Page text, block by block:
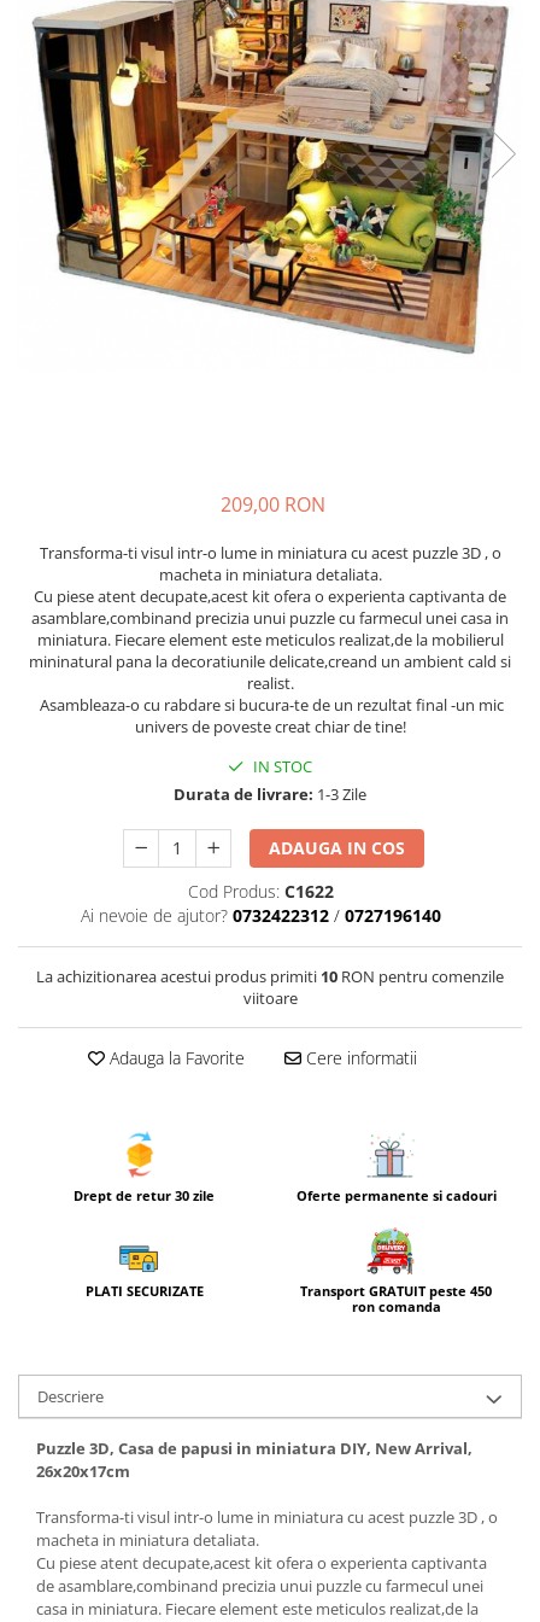
209,00 RON
Transforma-ti visul intr-o lume in miniatura cu acest puzzle 3D , o
macheta in miniatura detaliata.
Cu piese atent decupate,acest kit ofera o experienta captivanta de
asamblare,combinand precizia unui puzzle cu farmecul unei casa in
miniatura. Fiecare element este meticulos realizat,de la mobilierul
mininatural pana la decoratiunile delicate,creand un ambient cald si
realist.
Asambleaza-o cu rabdare si bucura-te de un rezultat final -un mic
univers de poveste creat chiar de tine!
IN STOC
Durata de livrare: 1-3 Zile
ADAUGA IN COS
Cod Produs: C1622
Ai nevoie de ajutor? 0732422312 / 0727196140
La achizitionarea acestui produs primiti 10 RON pentru comenzile
viitoare
Adauga la Favorite Cere informatii
Drept de retur 30 zile Oferte permanente si cadouri
PLATI SECURIZATE
Transport GRATUIT peste 450
ron comanda
Descriere
Puzzle 3D, Casa de papusi in miniatura DIY, New Arrival,
26x20x17cm
Transforma-ti visul intr-o lume in miniatura cu acest puzzle 3D , o
macheta in miniatura detaliata.
Cu piese atent decupate,acest kit ofera o experienta captivanta
de asamblare,combinand precizia unui puzzle cu farmecul unei
casa in miniatura. Fiecare element este meticulos realizat,de la